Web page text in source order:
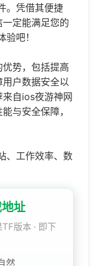
。凭借其便捷
定能满足您的
吧！
势，包括提高
户数据安全以
自ios夜游神网
与安全保障，
、工作效率、数
址
版本 · 即下
然